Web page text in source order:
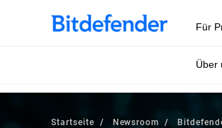
Für
Über
Startseite Newsroom